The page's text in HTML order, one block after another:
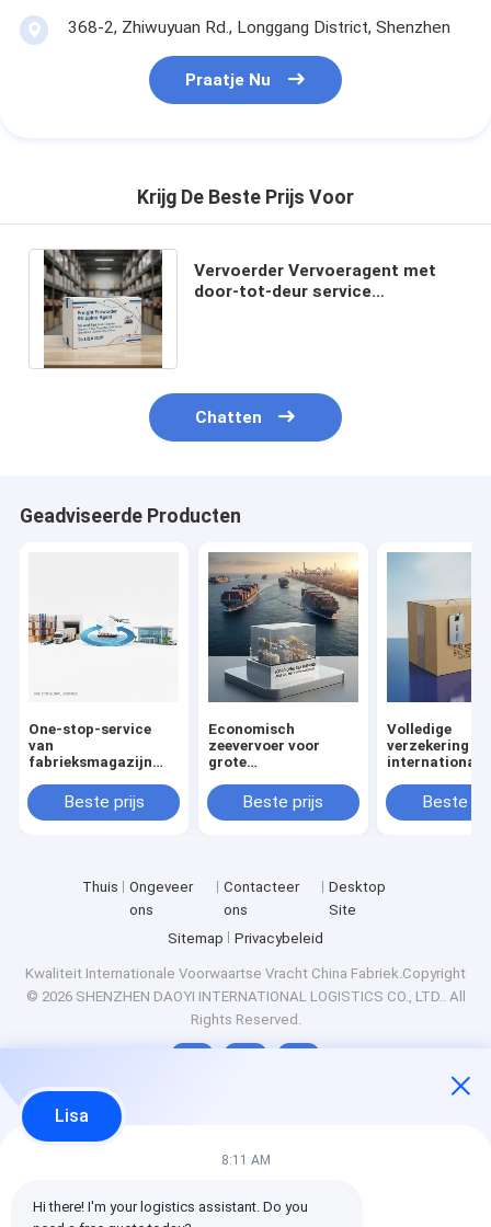
368-2, Zhiwuyuan Rd., Longgang District, Shenzhen
Praatje Nu
Krijg De Beste Prijs Voor
Vervoerder Vervoeragent met
door-tot-deur service
Chatten
Geadviseerde Producten
One-stop-service
van
fabrieksmagazijn
bestemming
Beste prijs
Economisch
zeevervoer voor
grote
Beste prijs
Volledige
verzekering
internationale
Beste
Thuis
Ongeveer
ons
Contacteer
ons
Desktop
Site
Sitemap
Privacybeleid
Kwaliteit Internationale Voorwaartse Vracht China Fabriek.Copyright
© 2026 SHENZHEN DAOYI INTERNATIONAL LOGISTICS CO., LTD.. All
Rights Reserved.
Lisa
8:11 AM
Hi there! I'm your logistics assistant. Do you